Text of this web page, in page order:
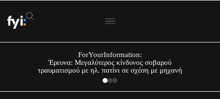
ForYourInformation:
Έρευνα: Μεγαλύτερος κίνδυνος σοβαρού
τραυματισμού με ηλ. πατίνι σε σχέση με μηχανή